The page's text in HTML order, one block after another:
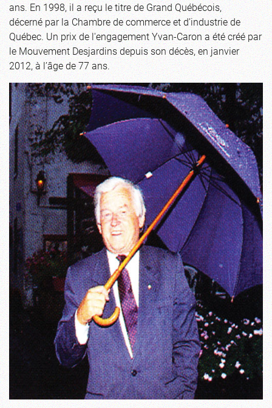
ans. En 1998, il a reçu le titre de Grand Québécois,
décerné par la Chambre de commerce et d’industrie de
Québec. Un prix de l'engagement Yvan-Caron a été créé par
le Mouvement Desjardins depuis son décès, en janvier
2012, à l’âge de 77 ans.